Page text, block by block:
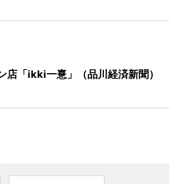
店「ikki一憙」（品川経済新聞）